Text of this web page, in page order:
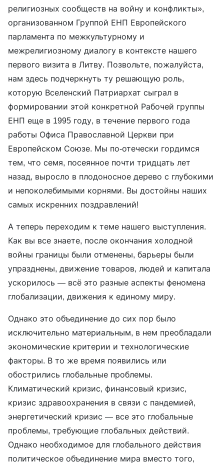
религиозных сообществ на войну и конфликты»,
организованном Группой ЕНП Европейского
парламента по межкультурному и
межрелигиозному диалогу в контексте нашего
первого визита в Литву. Позвольте, пожалуйста,
нам здесь подчеркнуть ту решающую роль,
которую Вселенский Патриархат сыграл в
формировании этой конкретной Рабочей группы
ЕНП еще в 1995 году, в течение первого года
работы Офиса Православной Церкви при
Европейском Союзе. Мы по-отечески гордимся
тем, что семя, посеянное почти тридцать лет
назад, выросло в плодоносное дерево с глубокими
и непоколебимыми корнями. Вы достойны наших
самых искренних поздравлений!
А теперь переходим к теме нашего выступления.
Как вы все знаете, после окончания холодной
войны границы были отменены, барьеры были
упразднены, движение товаров, людей и капитала
ускорилось — всё это разные аспекты феномена
глобализации, движения к единому миру.
Однако это объединение до сих пор было
исключительно материальным, в нем преобладали
экономические критерии и технологические
факторы. В то же время появились или
обострились глобальные проблемы.
Климатический кризис, финансовый кризис,
кризис здравоохранения в связи с пандемией,
энергетический кризис — все это глобальные
проблемы, требующие глобальных действий.
Однако необходимое для глобального действия
политическое объединение мира вместо того,